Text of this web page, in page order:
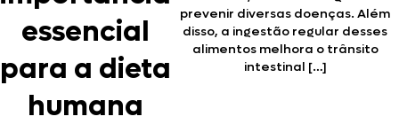
essencial
para a dieta
humana
prevenir diversas doenças. Além
disso, a ingestão regular desses
alimentos melhora o trânsito
intestinal […]